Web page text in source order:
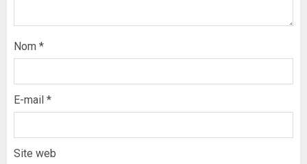
Nom *
E-mail *
Site web